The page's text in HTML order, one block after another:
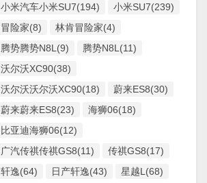
小米汽车小米SU7(194)
小米SU7(239)
冒险家(8)
林肯冒险家(4)
腾势腾势N8L(9)
腾势N8L(11)
沃尔沃XC90(38)
沃尔沃沃尔沃XC90(18)
蔚来ES8(30)
蔚来蔚来ES8(23)
海狮06(18)
比亚迪海狮06(12)
广汽传祺传祺GS8(11)
传祺GS8(17)
轩逸(64)
日产轩逸(43) 星越L(68)